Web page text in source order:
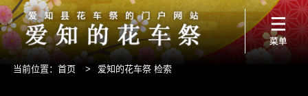
当前位置： 首页 > 爱知的花车祭 检索